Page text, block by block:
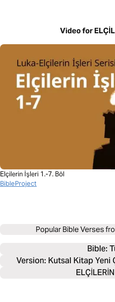
Video for
Elçilerin İşleri 1.-7. Böl
BibleProject
Popular Bible Verses
Bible:
Version: Kutsal Kitap Yeni